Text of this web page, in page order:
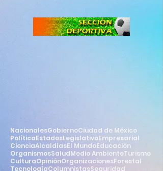
NacionalesGobiernoCiudad de México
PolíticaEstadosLegislativoEmpresarial
CienciaAlcaldíasEl MundoEducación
OrganismosSaludMedio AmbienteTurismo
CulturaOpiniónOrganizacionesForestal
TecnologíaColumnistasSeguridad